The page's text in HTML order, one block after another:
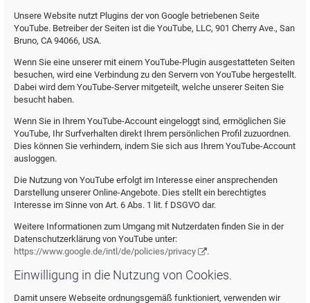
Unsere Website nutzt Plugins der von Google betriebenen Seite
YouTube. Betreiber der Seiten ist die YouTube, LLC, 901 Cherry Ave., San
Bruno, CA 94066, USA.
Wenn Sie eine unserer mit einem YouTube-Plugin ausgestatteten Seiten
besuchen, wird eine Verbindung zu den Servern von YouTube hergestellt.
Dabei wird dem YouTube-Server mitgeteilt, welche unserer Seiten Sie
besucht haben.
Wenn Sie in Ihrem YouTube-Account eingeloggt sind, ermöglichen Sie
YouTube, Ihr Surfverhalten direkt Ihrem persönlichen Profil zuzuordnen.
Dies können Sie verhindern, indem Sie sich aus Ihrem YouTube-Account
ausloggen.
Die Nutzung von YouTube erfolgt im Interesse einer ansprechenden
Darstellung unserer Online-Angebote. Dies stellt ein berechtigtes
Interesse im Sinne von Art. 6 Abs. 1 lit. f DSGVO dar.
Weitere Informationen zum Umgang mit Nutzerdaten finden Sie in der
Datenschutzerklärung von YouTube unter:
https://www.google.de/intl/de/policies/privacy
.
Einwilligung in die Nutzung von Cookies.
Damit unsere Webseite ordnungsgemäß funktioniert, verwenden wir